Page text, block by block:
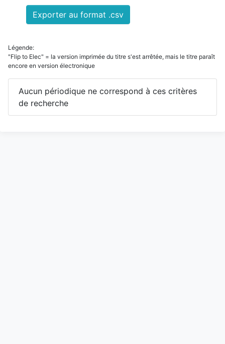
Exporter au format .csv
Légende:
"Flip to Elec" = la version imprimée du titre s'est arrêtée, mais le titre paraît
encore en version électronique
Aucun périodique ne correspond à ces critères
de recherche